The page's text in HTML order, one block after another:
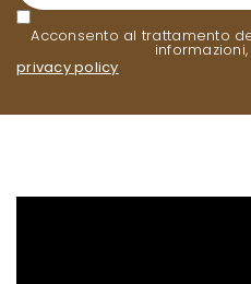
Acconsento al trattamento
privacy policy.